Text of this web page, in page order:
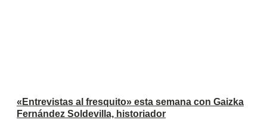
«Entrevistas al fresquito» esta semana con Gaizka
Fernández Soldevilla, historiador